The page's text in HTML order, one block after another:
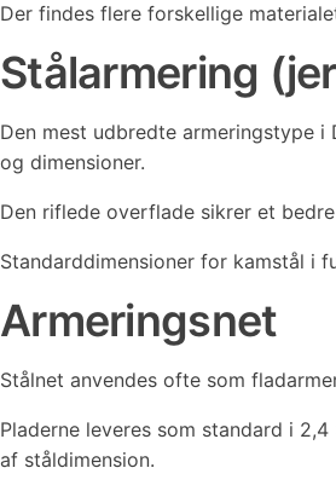
Der findes flere forskellige
Stålarmering
Den mest udbredte armeringstype
og dimensioner.
Den riflede overflade sikrer et
Standarddimensioner for kamstål i
Armeringsnet
Stålnet anvendes ofte som
Pladerne leveres som standard i
af ståldimension.